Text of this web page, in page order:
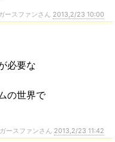
ースファンさん 2013,2/23 10:00
必要な
の世界で
ースファンさん 2013,2/23 11:42